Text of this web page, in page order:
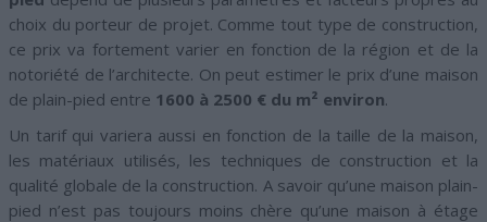
choix du porteur de projet. Comme tout type de construction,
ce prix va fortement varier en fonction de la région et de la
notoriété de l’architecte. On peut estimer le prix d’une maison
de plain-pied entre 1600 à 2500 € du m² environ.
Un tarif qui variera aussi en fonction de la taille de la maison,
les matériaux utilisés, les techniques de construction et la
qualité globale de la construction. A savoir qu’une maison plain-
pied n’est pas toujours moins chère qu’une maison à étage